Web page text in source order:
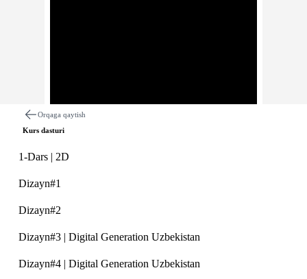
Orqaga qaytish
Kurs dasturi
1-Dars | 2D
Dizayn#1
Dizayn#2
Dizayn#3 | Digital Generation Uzbekistan
Dizayn#4 | Digital Generation Uzbekistan
Dizayn#6 | Digital Generation Uzbekistan